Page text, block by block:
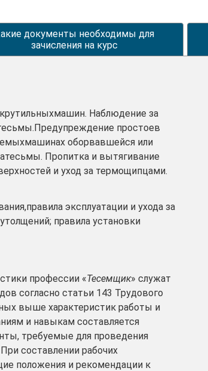
документы необходимы для
зачисления на курс
Наблюдение за
простоев
оборвавшейся или
Пропитка и вытягивание
и уход за термощипцами.
эксплуатации и ухода за
правила установки
профессии «Тесемщик» служат
согласно статьи 143 Трудового
выше характеристик работы и
и навыкам составляется
требуемые для проведения
составлении рабочих
положения и рекомендации к